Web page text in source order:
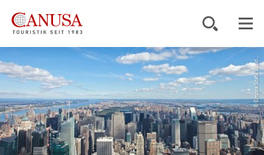
Reiseziele
Reisearten
Inspiration
© Empire State Build...